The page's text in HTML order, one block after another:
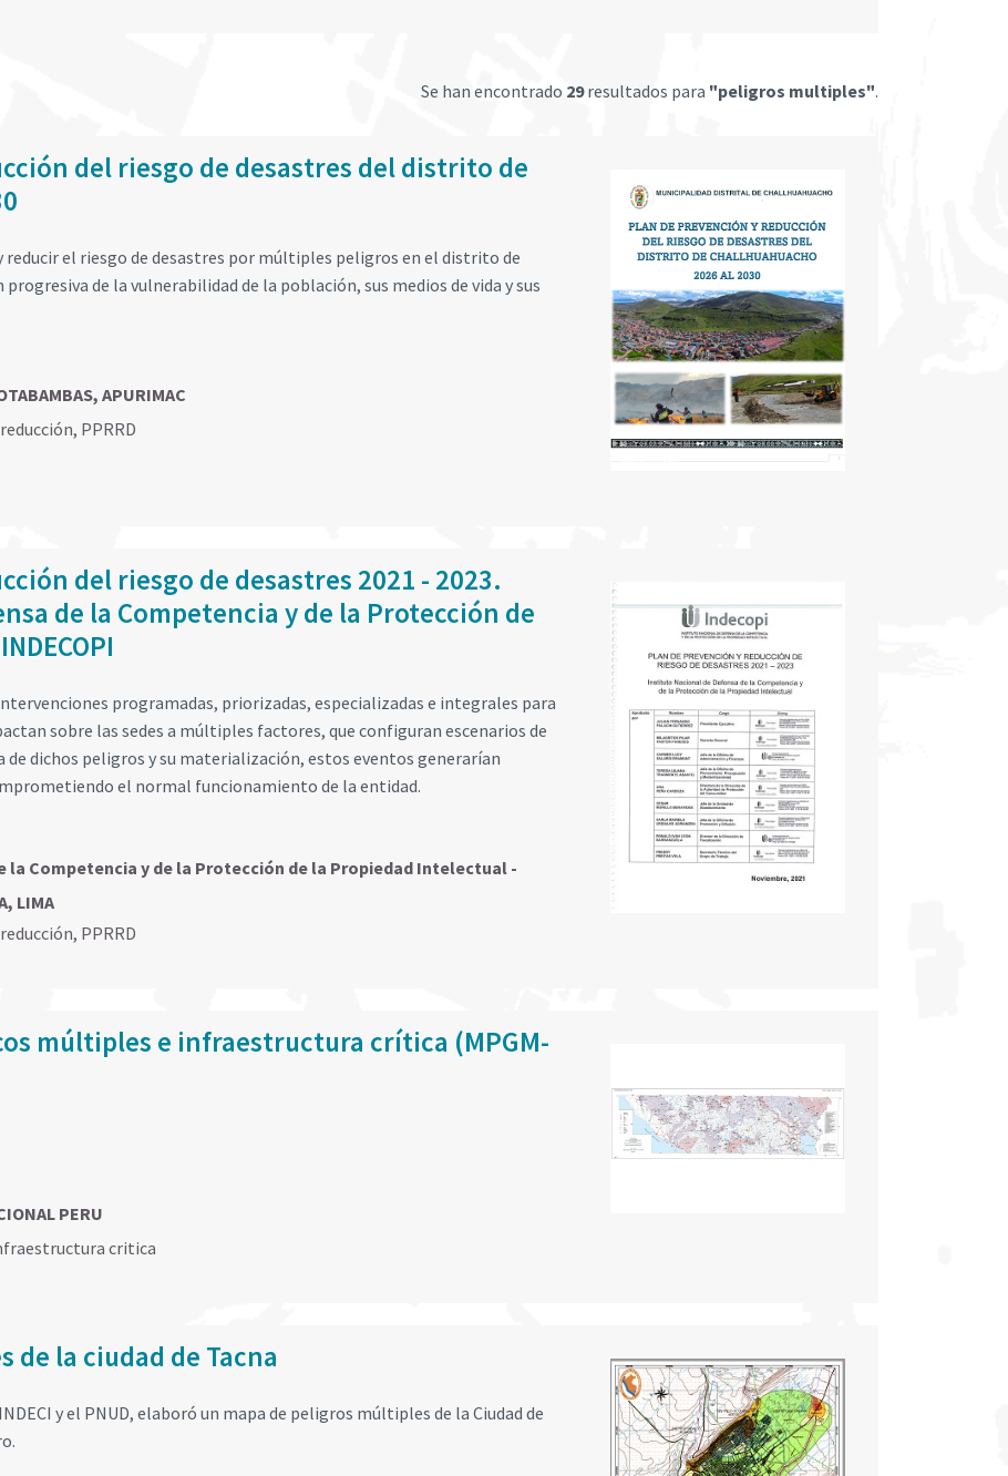
Se han encontrado 29resultados para "peligros multiples".
del riesgo de desastres del distrito de
el riesgo de desastres por múltiples peligros en el distrito de
de la vulnerabilidad de la población, sus medios de vida y sus
APURIMAC
reducción, PPRRD
del riesgo de desastres 2021 - 2023.
de la Competencia y de la Protección de
programadas, priorizadas, especializadas e integrales para
sobre las sedes a múltiples factores, que configuran escenarios de
de dichos peligros y su materialización, estos eventos generarían
el normal funcionamiento de la entidad.
Competencia y de la Protección de la Propiedad Intelectual -
LIMA
reducción, PPRRD
múltiples e infraestructura crítica (MPGM-
PERU
critica
de la ciudad de Tacna
y el PNUD, elaboró un mapa de peligros múltiples de la Ciudad de